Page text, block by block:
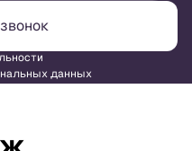
данных